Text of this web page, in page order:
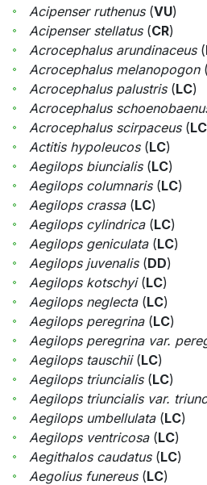
Acipenser ruthenus(VU)
Acipenser stellatus(CR)
Acrocephalus arundinaceus(
Acrocephalus melanopogon(
Acrocephalus palustris(LC)
Acrocephalus
Acrocephalus scirpaceus(LC
Actitis hypoleucos(LC)
Aegilops biuncialis(LC)
Aegilops columnaris(LC)
Aegilops crassa(LC)
Aegilops cylindrica(LC)
Aegilops geniculata(LC)
Aegilops juvenalis(DD)
Aegilops kotschyi(LC)
Aegilops neglecta(LC)
Aegilops peregrina(LC)
Aegilops peregrina var.
Aegilops tauschii(LC)
Aegilops triuncialis(LC)
Aegilops triuncialis var.
Aegilops umbellulata(LC)
Aegilops ventricosa(LC)
Aegithalos caudatus(LC)
Aegolius funereus(LC)